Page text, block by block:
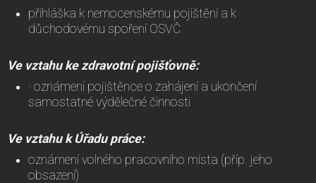
přihláška k nemocenskému pojištění a k
důchodovému spoření OSVČ
Ve vztahu ke zdravotní pojišťovně:
· oznámení pojištěnce o zahájení a ukončení
samostatné výdělečné činnosti
Ve vztahu k Úřadu práce:
oznámení volného pracovního místa (příp. jeho
obsazení)